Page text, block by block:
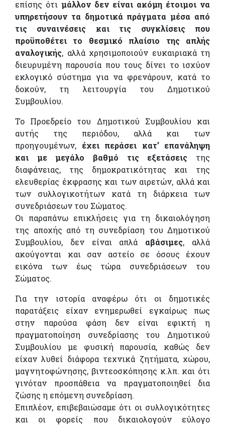
επίσης ότι μάλλον δεν είναι ακόμη έτοιμοι να
υπηρετήσουν τα δημοτικά πράγματα μέσα από
τις συναινέσεις και τις συγκλίσεις που
προϋποθέτει το θεσμικό πλαίσιο της απλής
αναλογικής, αλλά χρησιμοποιούν ευκαιριακά τη
διευρυμένη παρουσία που τους δίνει το ισχύον
εκλογικό σύστημα για να φρενάρουν, κατά το
δοκούν, τη λειτουργία του Δημοτικού
Συμβουλίου.
Το Προεδρείο του Δημοτικού Συμβουλίου και
αυτής της περιόδου, αλλά και των
προηγουμένων, έχει περάσει κατ’ επανάληψη
και με μεγάλο βαθμό τις εξετάσεις της
διαφάνειας, της δημοκρατικότητας και της
ελευθερίας έκφρασης και των αιρετών, αλλά και
των συλλογικοτήτων κατά τη διάρκεια των
συνεδριάσεων του Σώματος.
Οι παραπάνω επικλήσεις για τη δικαιολόγηση
της αποχής από τη συνεδρίαση του Δημοτικού
Συμβουλίου, δεν είναι απλά αβάσιμες, αλλά
ακούγονται και σαν αστείο σε όσους έχουν
εικόνα των έως τώρα συνεδριάσεων του
Σώματος.
Για την ιστορία αναφέρω ότι οι δημοτικές
παρατάξεις είχαν ενημερωθεί εγκαίρως πως
στην παρούσα φάση δεν είναι εφικτή η
πραγματοποίηση συνεδρίασης του Δημοτικού
Συμβουλίου με φυσική παρουσία, καθώς δεν
είχαν λυθεί διάφορα τεχνικά ζητήματα, χώρου,
μαγνητοφώνησης, βιντεοσκόπησης κ.λπ. και ότι
γινόταν προσπάθεια να πραγματοποιηθεί δια
ζώσης η επόμενη συνεδρίαση.
Επιπλέον, επιβεβαιώσαμε ότι οι συλλογικότητες
και οι φορείς που δικαιολογούν εύλογο